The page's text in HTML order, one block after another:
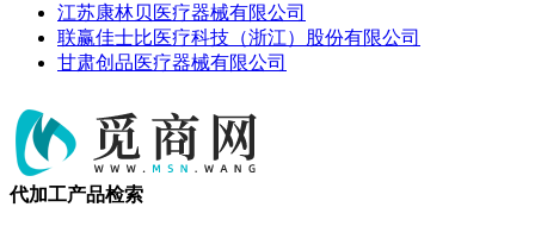
江苏康林贝医疗器械有限公司
联赢佳士比医疗科技（浙江）股份有限公司
甘肃创品医疗器械有限公司
代加工产品检索